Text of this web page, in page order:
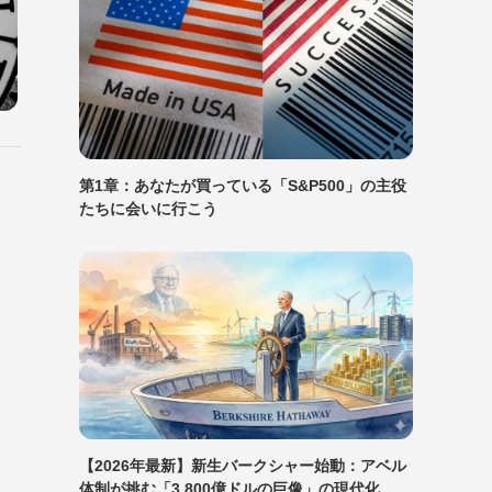
第1章：あなたが買っている「S&P500」の主役
たちに会いに行こう
【2026年最新】新生バークシャー始動：アベル
体制が挑む「3,800億ドルの巨像」の現代化